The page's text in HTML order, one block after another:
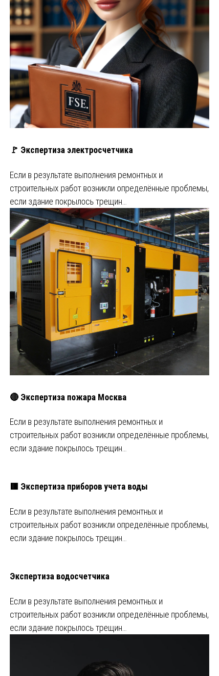
🚩 Экспертиза электросчетчика
Если в результате выполнения ремонтных и
строительных работ возникли определённые проблемы,
если здание покрылось трещин…
🔴 Экспертиза пожара Москва
Если в результате выполнения ремонтных и
строительных работ возникли определённые проблемы,
если здание покрылось трещин…
🟥 Экспертиза приборов учета воды
Если в результате выполнения ремонтных и
строительных работ возникли определённые проблемы,
если здание покрылось трещин…
Экспертиза водосчетчика
Если в результате выполнения ремонтных и
строительных работ возникли определённые проблемы,
если здание покрылось трещин…